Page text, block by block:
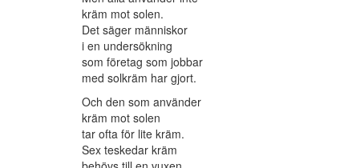
kräm mot solen.
Det säger människor
i en undersökning
som företag som jobbar
med solkräm har gjort.
Och den som använder
kräm mot solen
tar ofta för lite kräm.
Sex teskedar kräm